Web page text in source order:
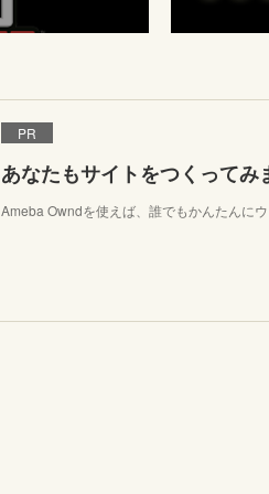
PR
あなたもサイトをつくってみ
Ameba Owndを使えば、誰でもかんたんに